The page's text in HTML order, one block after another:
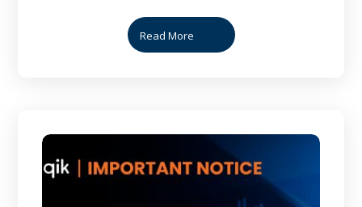
Read More